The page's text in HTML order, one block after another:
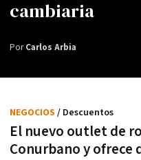
cambiaria
PorCarlos Arbia
El nuevo outlet de
Conurbano y
NEGOCIOS / Descuentos